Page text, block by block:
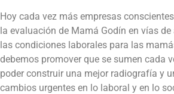
Hoy cada vez más empresas
la evaluación de Mamá Godín en vías
las condiciones laborales para las
debemos promover que se sumen cada
poder construir una mejor radiografía y
cambios urgentes en lo laboral y en lo